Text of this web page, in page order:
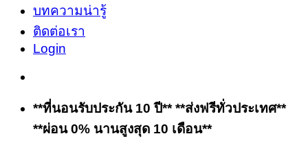
บทความน่ารู้
ติดต่อเรา
Login
**ที่นอนรับประกัน 10 ปี** **ส่งฟรีทั่วประเทศ**
**ผ่อน 0% นานสูงสุด 10 เดือน**